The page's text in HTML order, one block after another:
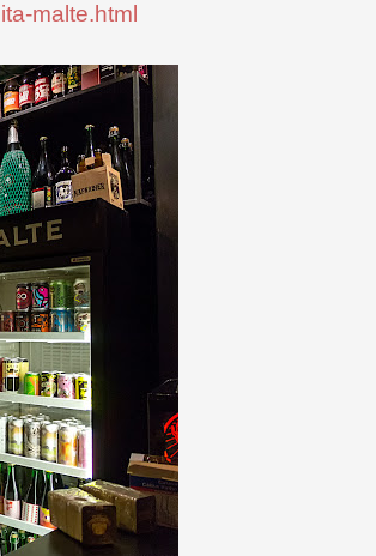
malte.html